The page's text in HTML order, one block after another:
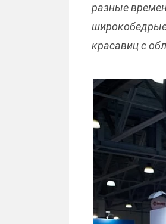
разные
красавиц с